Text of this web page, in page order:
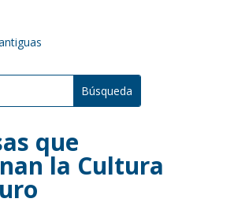
que
la Cultura